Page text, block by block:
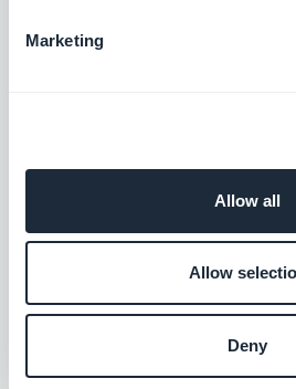
Marketing
Allow all
Allow
Deny
Les chiffres nous
mobiles en particulier
une nouvelle
avons préparé